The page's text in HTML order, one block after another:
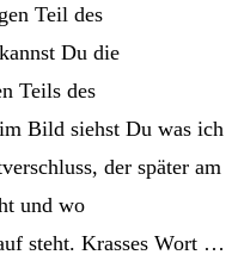
Teil des
Du die
Teils des
Bild siehst Du was ich
der später am
und wo
steht. Krasses Wort …